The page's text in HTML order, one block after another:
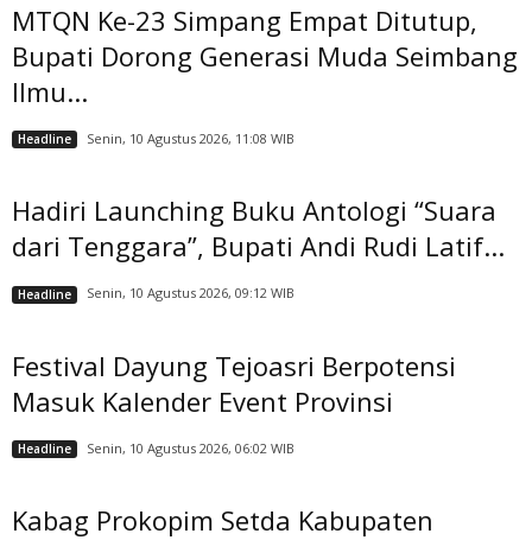
MTQN Ke-23 Simpang Empat Ditutup,
Bupati Dorong Generasi Muda Seimbang
Ilmu...
Headline Senin, 10 Agustus 2026, 11:08 WIB
Hadiri Launching Buku Antologi “Suara
dari Tenggara”, Bupati Andi Rudi Latif...
Headline Senin, 10 Agustus 2026, 09:12 WIB
Festival Dayung Tejoasri Berpotensi
Masuk Kalender Event Provinsi
Headline Senin, 10 Agustus 2026, 06:02 WIB
Kabag Prokopim Setda Kabupaten